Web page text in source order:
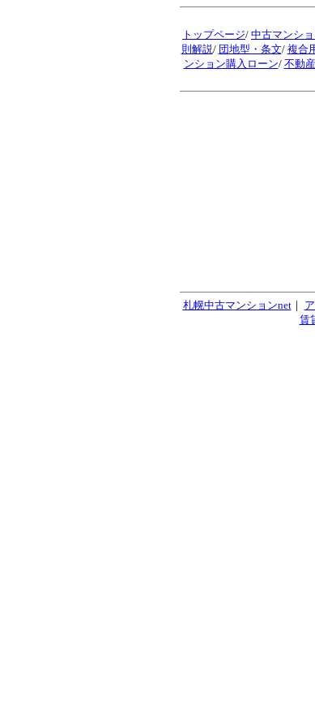
トップページ/ 中古マンシ
則解説/ 団地型・条文/ 複合
ンション購入ローン/ 不動
札幌中古マンションnet｜
賃